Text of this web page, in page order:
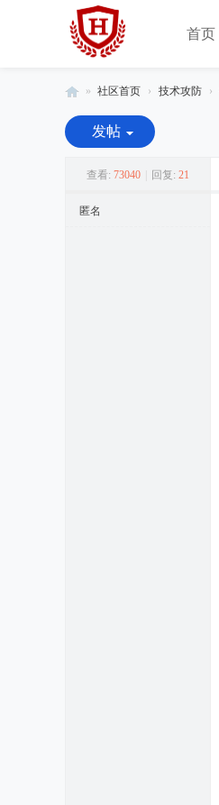
首页
红
客
» 社区首页 › 技术攻防 ›
发帖
查看: 73040 回复: 21
匿名